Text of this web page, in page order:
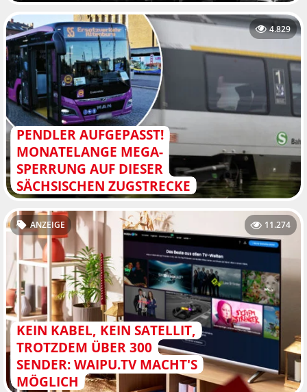
PENDLER AUFGEPASST!
MONATELANGE MEGA-
SPERRUNG AUF DIESER
SÄCHSISCHEN ZUGSTRECKE
4.829
KEIN KABEL, KEIN SATELLIT,
TROTZDEM ÜBER 300
SENDER: WAIPU.TV MACHT'S
MÖGLICH
ANZEIGE 11.274